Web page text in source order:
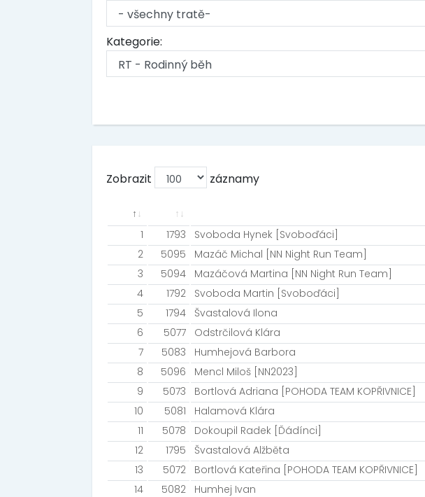
Kategorie:
Zobrazit záznamy
1
1793 Svoboda Hynek [Svoboďáci]
2
5095 Mazáč Michal [NN Night Run Team]
3
5094 Mazáčová Martina [NN Night Run Team]
4
1792 Svoboda Martin [Svoboďáci]
5
1794 Švastalová Ilona
6
5077 Odstrčilová Klára
7
5083 Humhejová Barbora
8
5096 Mencl Miloš [NN2023]
9
5073 Bortlová Adriana [POHODA TEAM KOPŘIVNICE]
10
5081 Halamová Klára
11
5078 Dokoupil Radek [Ďádínci]
12
1795 Švastalová Alžběta
13
5072 Bortlová Kateřina [POHODA TEAM KOPŘIVNICE]
14
5082 Humhej Ivan